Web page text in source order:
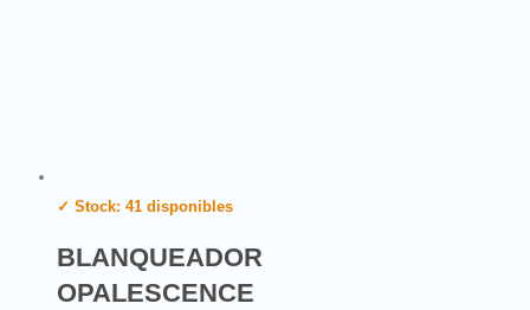
✓ Stock: 41 disponibles
BLANQUEADOR
OPALESCENCE